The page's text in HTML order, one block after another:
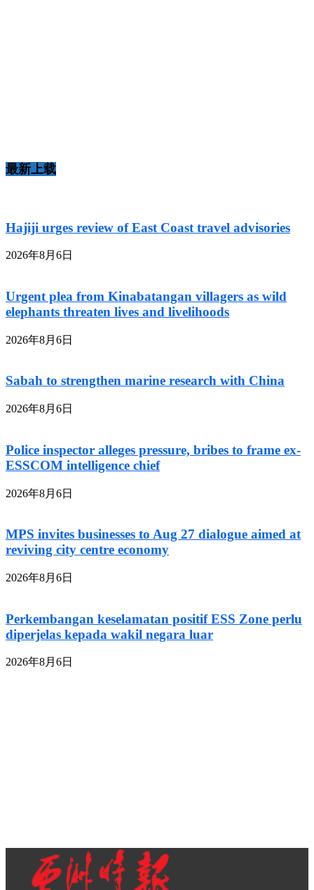
最新上载
Hajiji urges review of East Coast travel advisories
2026年8月6日
Urgent plea from Kinabatangan villagers as wild
elephants threaten lives and livelihoods
2026年8月6日
Sabah to strengthen marine research with China
2026年8月6日
Police inspector alleges pressure, bribes to frame ex-
ESSCOM intelligence chief
2026年8月6日
MPS invites businesses to Aug 27 dialogue aimed at
reviving city centre economy
2026年8月6日
Perkembangan keselamatan positif ESS Zone perlu
diperjelas kepada wakil negara luar
2026年8月6日